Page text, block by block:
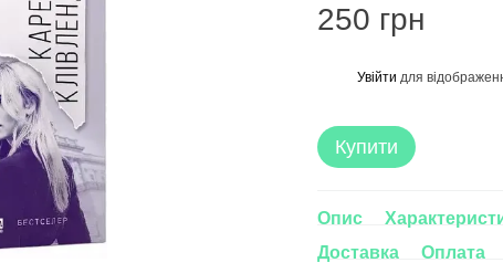
250 грн
Увійти для
Купити
Опис
Доставка
Оплата